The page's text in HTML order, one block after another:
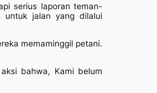
serius laporan teman-
untuk jalan yang dilalui
memaminggil petani.
bahwa, Kami belum